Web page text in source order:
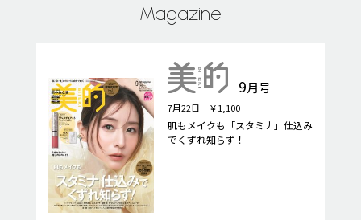
Magazine
9月号
7月22日 ￥1,100
肌もメイクも「スタミナ」仕込み
でくずれ知らず！